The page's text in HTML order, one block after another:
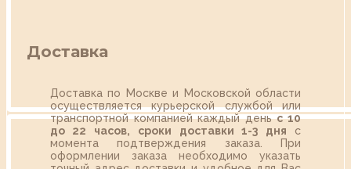
Доставка
Доставка по Москве и Московской области
осуществляется курьерской службой или
транспортной компанией каждый деньс 10
до 22 часов,
сроки доставки 1-3 дня с
момента подтверждения заказа. При
оформлении заказа необходимо указать